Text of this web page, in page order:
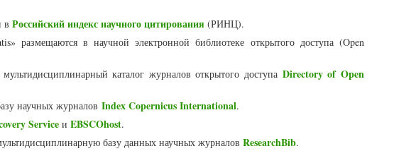
в Российский индекс научного цитирования (РИНЦ).
размещаются в научной электронной библиотеке открытого доступа (Open
каталог журналов открытого доступа Directory of Open
научных журналов Index Copernicus International.
Service и EBSCOhost.
базу данных научных журналов ResearchBib.